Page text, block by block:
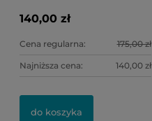
140,00 zł
Cena regularna: 175,00 zł
Najniższa cena: 140,00 zł
do koszyka